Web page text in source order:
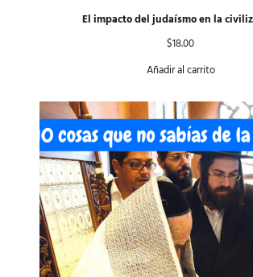
El impacto del judaísmo en la
$18.00
Añadir al carrito